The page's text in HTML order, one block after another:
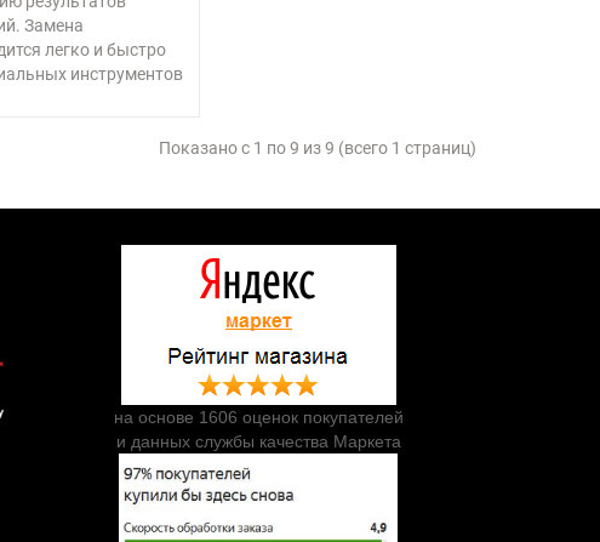
Замена
легко и быстро
инструментов
Показано с 1 по 9 из 9 (всего 1 страниц)
на основе 1606 оценок покупателей
и данных службы качества Маркета